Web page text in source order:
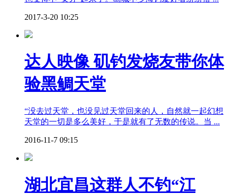
2017-3-20 10:25
达人映像 矶钓发烧友带你体
验黑鲷天堂
“没去过天堂，也没见过天堂回来的人，自然就一起幻想
天堂的一切是多么美好，于是就有了无数的传说。当 ...
2016-11-7 09:15
湖北宜昌这群人不钓“江